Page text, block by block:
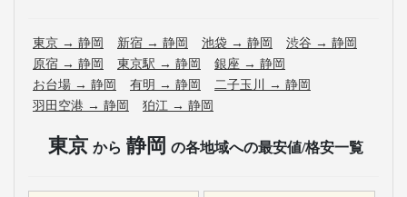
東京 → 静岡 新宿 → 静岡 池袋 → 静岡 渋谷 → 静岡
原宿 → 静岡 東京駅 → 静岡 銀座 → 静岡
お台場 → 静岡 有明 → 静岡 二子玉川 → 静岡
羽田空港 → 静岡 狛江 → 静岡
東京 から 静岡 の各地域への最安値/格安一覧